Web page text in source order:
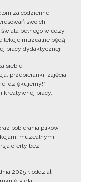
za codzienne
swoich
pełnego wiedzy i
lekcje muzealne będą
pracy dydaktycznej.
siebie:
przebieranki, zajęcia
dziękujemy!”
kreatywnej pracy.
pobierania plików
muzealnymi –
oferty bez
2025 r. oddział